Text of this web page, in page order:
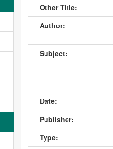
Other Title:
Author:
Subject:
Date:
Publisher:
Type: